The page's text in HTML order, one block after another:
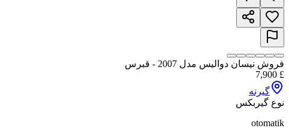
فروش نیسان دوالیس مدل 2007 - قبرس
£
7,900
گیرنه
نوع گیربکس
otomatik